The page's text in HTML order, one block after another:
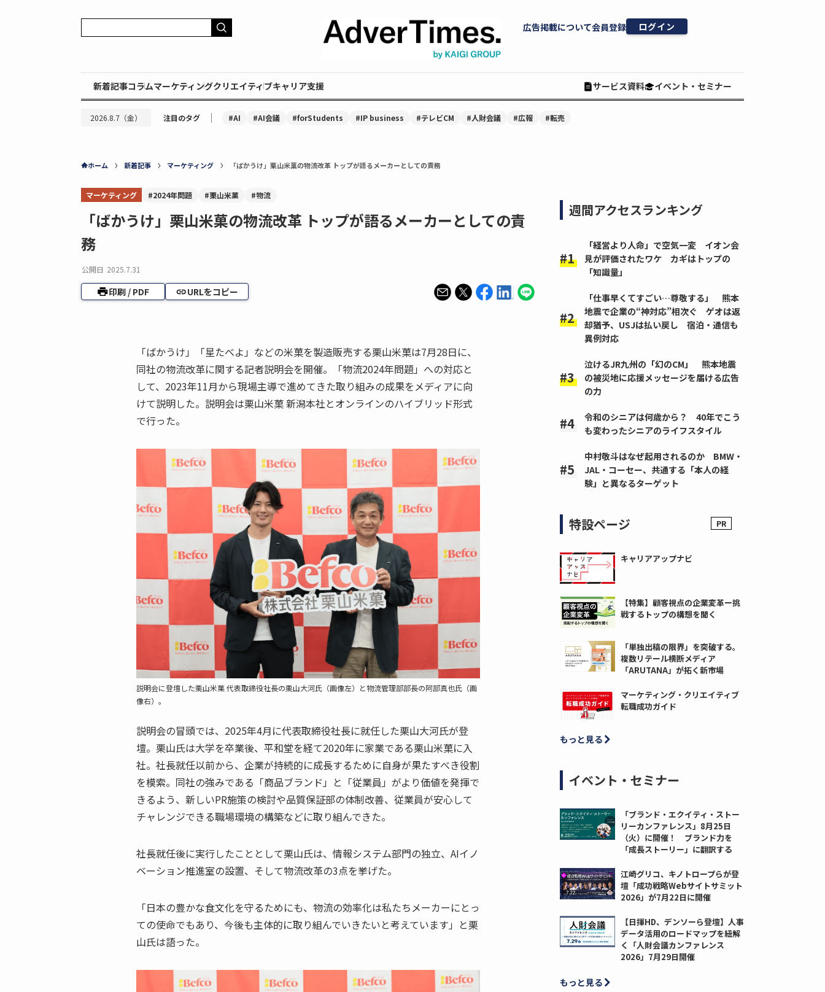
広告掲載について会員登録 ログイン
新着記事コラムマーケティングクリエイティブキャリア支援 サービス資料 イベント・セミナー
2026.8.7（金） 注目のタグ ｜ #AI #AI会議 #forStudents #IP business #テレビCM #人財会議 #広報 #転売
ホーム 新着記事 マーケティング 「ばかうけ」栗山米菓の物流改革 トップが語るメーカーとしての責務
マーケティング #2024年問題 #栗山米菓 #物流
「ばかうけ」栗山米菓の物流改革 トップが語るメーカーとしての責
務
公開日 2025.7.31
印刷 / PDF URLをコピー
「ばかうけ」「星たべよ」などの米菓を製造販売する栗山米菓は7月28日に、
同社の物流改革に関する記者説明会を開催。「物流2024年問題」への対応と
して、2023年11月から現場主導で進めてきた取り組みの成果をメディアに向
けて説明した。説明会は栗山米菓 新潟本社とオンラインのハイブリッド形式
で行った。
説明会に登壇した栗山米菓 代表取締役社長の栗山大河氏（画像左）と物流管理部部長の阿部真也氏（画
像右）。
説明会の冒頭では、2025年4月に代表取締役社長に就任した栗山大河氏が登
壇。栗山氏は大学を卒業後、平和堂を経て2020年に家業である栗山米菓に入
社。社長就任以前から、企業が持続的に成長するために自身が果たすべき役割
を模索。同社の強みである「商品ブランド」と「従業員」がより価値を発揮で
きるよう、新しいPR施策の検討や品質保証部の体制改善、従業員が安心して
チャレンジできる職場環境の構築などに取り組んできた。
社長就任後に実行したこととして栗山氏は、情報システム部門の独立、AIイノ
ベーション推進室の設置、そして物流改革の3点を挙げた。
「日本の豊かな食文化を守るためにも、物流の効率化は私たちメーカーにとっ
ての使命でもあり、今後も主体的に取り組んでいきたいと考えています」と栗
山氏は語った。
週間アクセスランキング
「経営より人命」で空気一変 イオン会
見が評価されたワケ カギはトップの
「知識量」
「仕事早くてすごい…尊敬する」 熊本
地震で企業の“神対応”相次ぐ ゲオは返
却猶予、USJは払い戻し 宿泊・通信も
異例対応
泣けるJR九州の「幻のCM」 熊本地震
の被災地に応援メッセージを届ける広告
の力
令和のシニアは何歳から？ 40年でこう
も変わったシニアのライフスタイル
中村敬斗はなぜ起用されるのか BMW・
JAL・コーセー、共通する「本人の経
験」と異なるターゲット
特設ページ
キャリアアップナビ
【特集】顧客視点の企業変革ー挑
戦するトップの構想を聞く
「単独出稿の限界」を突破する。
複数リテール横断メディア
「ARUTANA」が拓く新市場
マーケティング・クリエイティブ
転職成功ガイド
もっと見る
イベント・セミナー
「ブランド・エクイティ・ストー
リーカンファレンス」8月25日
（火）に開催！ ブランド力を
「成長ストーリー」に翻訳する
江崎グリコ、キノトロープらが登
壇「成功戦略Webサイトサミット
2026」が7月22日に開催
【日揮HD、デンソーら登壇】人事
データ活用のロードマップを紐解
く「人財会議カンファレンス
2026」7月29日開催
もっと見る